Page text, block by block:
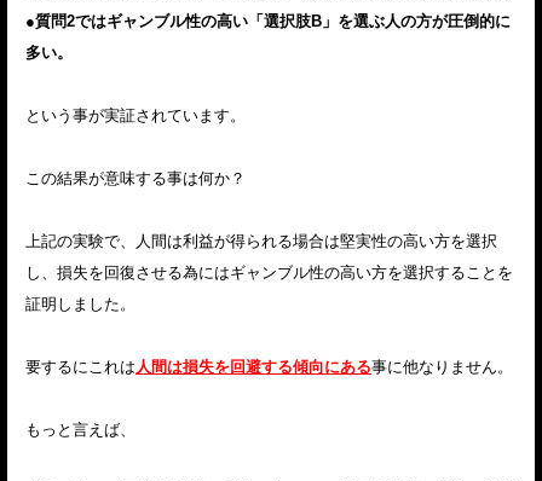
●質問2ではギャンブル性の高い「選択肢B」を選ぶ人の方が圧倒的に
多い。
という事が実証されています。
この結果が意味する事は何か？
上記の実験で、人間は利益が得られる場合は堅実性の高い方を選択
し、損失を回復させる為にはギャンブル性の高い方を選択することを
証明しました。
要するにこれは 人間は損失を回避する傾向にある事に他なりません。
もっと言えば、